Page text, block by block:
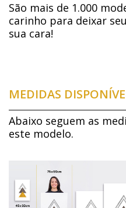
São mais de 1.000
carinho para deixar
sua cara!
MEDIDAS
Abaixo seguem as
este modelo.